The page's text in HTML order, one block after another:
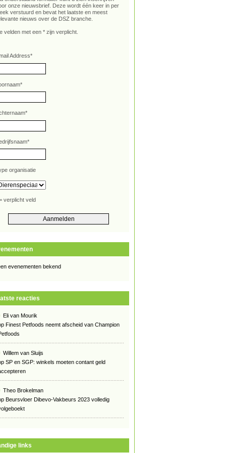
onze nieuwsbrief. Deze wordt één keer in per
verstuurd en bevat het laatste en meest
nieuws over de DSZ branche.
velden met een * zijn verplicht.
Address*
*
*
*
organisatie
verplicht veld
evenementen bekend
reacties
Eli van Mourik
Finest Petfoods neemt afscheid van Champion
Willem van Sluijs
SP en SGP: winkels moeten contant geld
Theo Brokelman
Beursvloer Dibevo-Vakbeurs 2023 volledig
links